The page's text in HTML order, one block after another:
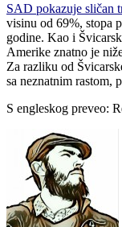
SAD pokazuje sličan
visinu od 69%, stopa
godine. Kao i
Amerike znatno je
Za razliku od
sa neznatnim rastom,
S engleskog preveo: